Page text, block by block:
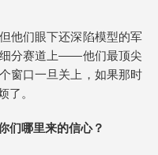
他们眼下还深陷模型的军
分赛道上——他们最顶尖
窗口一旦关上，如果那时
了。
们哪里来的信心？